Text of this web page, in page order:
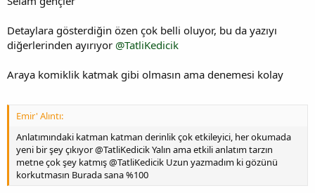
Detaylara gösterdiğin özen çok belli oluyor, bu da yazıyı
diğerlerinden ayırıyor @TatliKedicik
Araya komiklik katmak gibi olmasın ama denemesi kolay
Emir' Alıntı:
Anlatımındaki katman katman derinlik çok etkileyici, her okumada
yeni bir şey çıkıyor @TatliKedicik Yalın ama etkili anlatım tarzın
metne çok şey katmış @TatliKedicik Uzun yazmadım ki gözünü
korkutmasın Burada sana %100